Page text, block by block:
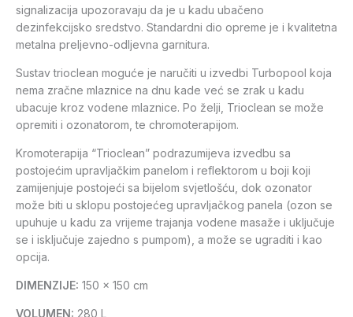
signalizacija upozoravaju da je u kadu ubačeno
dezinfekcijsko sredstvo. Standardni dio opreme je i kvalitetna
metalna preljevno-odljevna garnitura.
Sustav trioclean moguće je naručiti u izvedbi Turbopool koja
nema zračne mlaznice na dnu kade već se zrak u kadu
ubacuje kroz vodene mlaznice. Po želji, Trioclean se može
opremiti i ozonatorom, te chromoterapijom.
Kromoterapija “Trioclean” podrazumijeva izvedbu sa
postojećim upravljačkim panelom i reflektorom u boji koji
zamijenjuje postojeći sa bijelom svjetlošću, dok ozonator
može biti u sklopu postojećeg upravljačkog panela (ozon se
upuhuje u kadu za vrijeme trajanja vodene masaže i uključuje
se i isključuje zajedno s pumpom), a može se ugraditi i kao
opcija.
DIMENZIJE: 150 x 150 cm
VOLUMEN: 280 L